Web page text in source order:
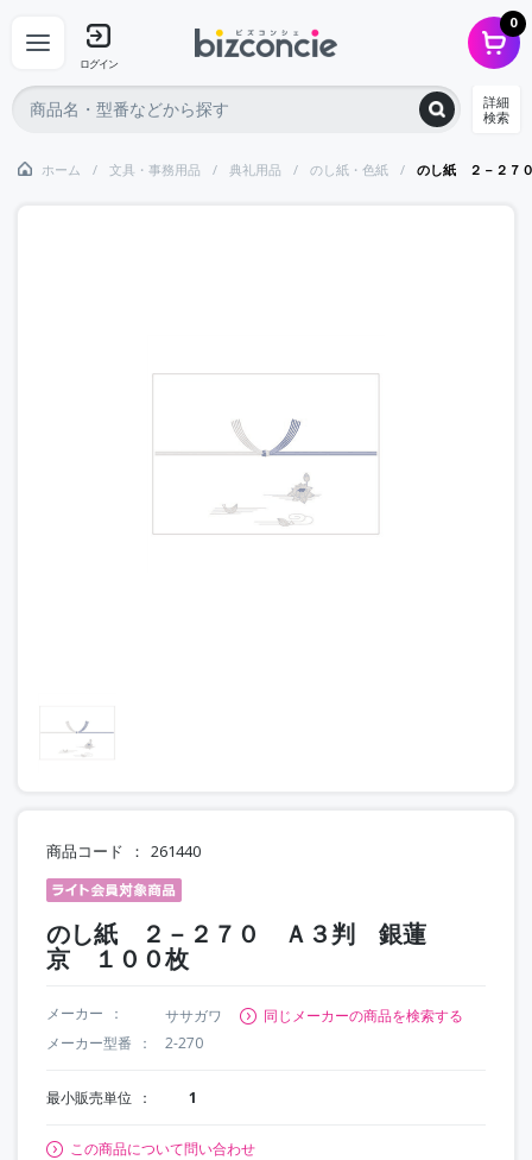
ログイン
0
詳細
検索
ホーム 文具・事務用品 典礼用品 のし紙・色紙 のし紙 ２－２
商品コード 261440
のし紙 ２－２７０ Ａ３判 銀蓮
京 １００枚
メーカー ササガワ
同じメーカーの商品を検索する
メーカー型番
2-270
最小販売単位 1
この商品について問い合わせ